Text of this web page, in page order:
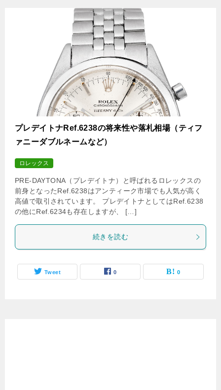
プレデイトナRef.6238の将来性や落札相場（ティフ
ァニーダブルネームなど）
ロレックス
PRE-DAYTONA（プレデイトナ）と呼ばれるロレックスの
前身となったRef.6238はアンティーク市場でも人気が高く
高値で取引されています。 プレデイトナとしてはRef.6238
の他にRef.6234も存在しますが、 […]
続きを読む
Tweet 0 0